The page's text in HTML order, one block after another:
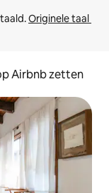
Originele taal
Airbnb zetten